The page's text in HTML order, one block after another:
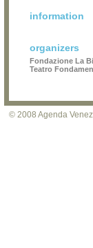
information
organizers
Fondazione La
Teatro
© 2008 Agenda